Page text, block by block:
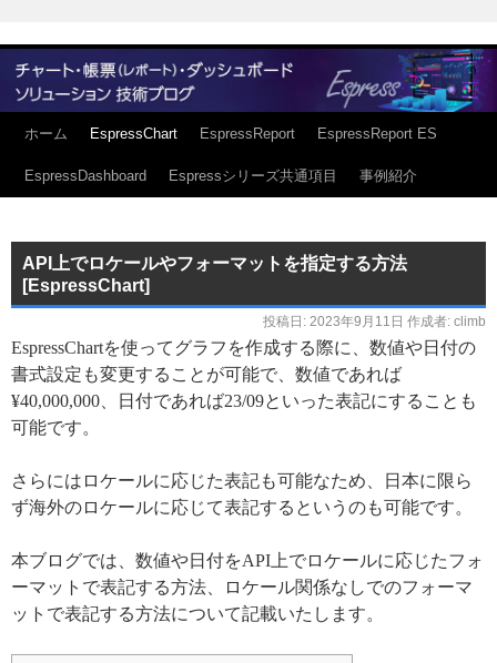
ホーム EspressChart EspressReport EspressReport ES
EspressDashboard Espressシリーズ共通項目 事例紹介
API上でロケールやフォーマットを指定する方法
[EspressChart]
投稿日: 2023年9月11日 作成者: climb
EspressChartを使ってグラフを作成する際に、数値や日付の
書式設定も変更することが可能で、数値であれば
¥40,000,000、日付であれば23/09といった表記にすることも
可能です。
さらにはロケールに応じた表記も可能なため、日本に限ら
ず海外のロケールに応じて表記するというのも可能です。
本ブログでは、数値や日付をAPI上でロケールに応じたフォ
ーマットで表記する方法、ロケール関係なしでのフォーマ
ットで表記する方法について記載いたします。